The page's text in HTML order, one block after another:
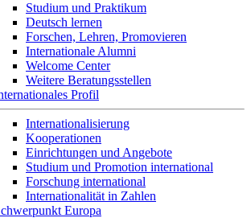
Studium und Praktikum
Deutsch lernen
Forschen, Lehren, Promovieren
Internationale Alumni
Welcome Center
Weitere Beratungsstellen
Profil
Internationalisierung
Kooperationen
Einrichtungen und Angebote
Studium und Promotion international
Forschung international
Internationalität in Zahlen
Europa